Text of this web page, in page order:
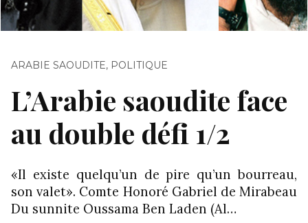
ARABIE SAOUDITE, POLITIQUE
L’Arabie saoudite face
au double défi 1/2
«Il existe quelqu’un de pire qu’un bourreau,
son valet». Comte Honoré Gabriel de Mirabeau
Du sunnite Oussama Ben Laden (Al…